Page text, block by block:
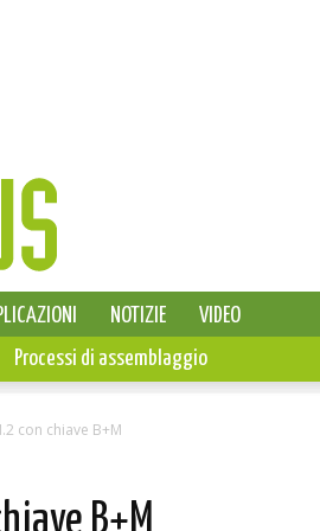
NOTIZIE
VIDEO
Processi di assemblaggio
con chiave B+M
B+M